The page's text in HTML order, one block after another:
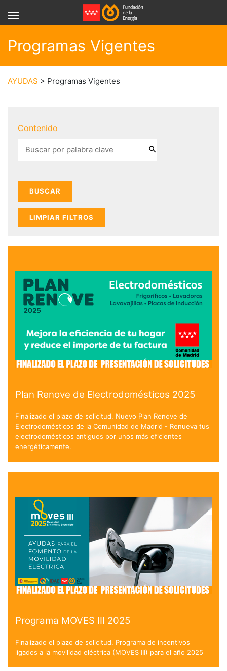
Programas Vigentes
AYUDAS > Programas Vigentes
Contenido
LIMPIAR FILTROS
Plan Renove de Electrodomésticos 2025
Finalizado el plazo de solicitud. Nuevo Plan Renove de
Electrodomésticos de la Comunidad de Madrid - Renueva tus
electrodomésticos antiguos por unos más eficientes
energéticamente.
Programa MOVES III 2025
Finalizado el plazo de solicitud. Programa de incentivos
ligados a la movilidad eléctrica (MOVES III) para el año 2025